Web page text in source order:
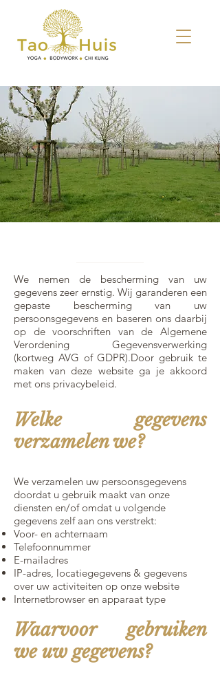
We nemen de bescherming van uw
gegevens zeer ernstig. Wij garanderen een
gepaste bescherming van uw
persoonsgegevens en baseren ons daarbij
op de voorschriften van de Algemene
Verordening Gegevensverwerking
(kortweg AVG of GDPR).Door gebruik te
maken van deze website ga je akkoord
met ons privacybeleid.
Welke gegevens
verzamelen we?
We verzamelen uw persoonsgegevens
doordat u gebruik maakt van onze
diensten en/of omdat u volgende
gegevens zelf aan ons verstrekt:
Voor- en achternaam
Telefoonnummer
E-mailadres
IP-adres, locatiegegevens & gegevens
over uw activiteiten op onze website
Internetbrowser en apparaat type
Waarvoor gebruiken
we uw gegevens?